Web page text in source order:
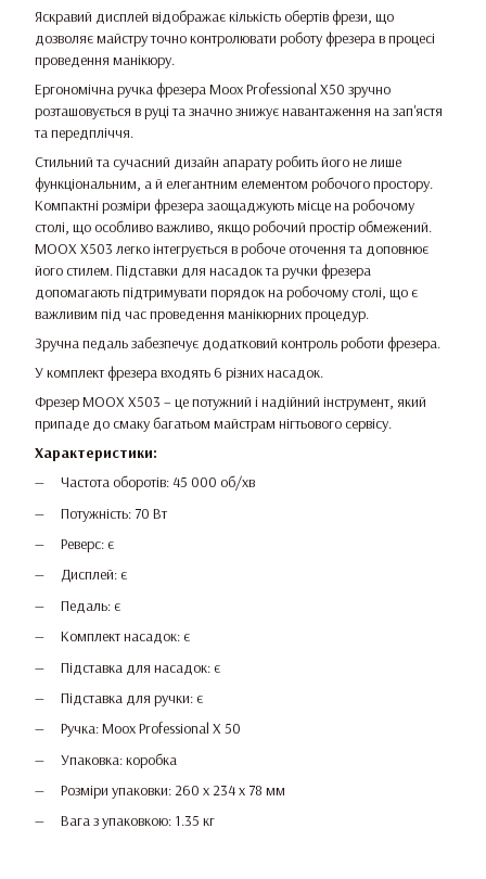
Яскравий дисплей відображає кількість обертів фрези, що
дозволяє майстру точно контролювати роботу фрезера в процесі
проведення манікюру.
Ергономічна ручка фрезера Moox Professional X50 зручно
розташовується в руці та значно знижує навантаження на зап'ястя
та передпліччя.
Стильний та сучасний дизайн апарату робить його не лише
функціональним, а й елегантним елементом робочого простору.
Компактні розміри фрезера заощаджують місце на робочому
столі, що особливо важливо, якщо робочий простір обмежений.
MOOX X503 легко інтегрується в робоче оточення та доповнює
його стилем. Підставки для насадок та ручки фрезера
допомагають підтримувати порядок на робочому столі, що є
важливим під час проведення манікюрних процедур.
Зручна педаль забезпечує додатковий контроль роботи фрезера.
У комплект фрезера входять 6 різних насадок.
Фрезер MOOX X503 – це потужний і надійний інструмент, який
припаде до смаку багатьом майстрам нігтьового сервісу.
Характеристики:
Частота оборотів: 45 000 об/хв
Потужність: 70 Вт
Реверс: є
Дисплей: є
Педаль: є
Комплект насадок: є
Підставка для насадок: є
Підставка для ручки: є
Ручка: Moox Professional X 50
Упаковка: коробка
Розміри упаковки: 260 х 234 х 78 мм
Вага з упаковкою: 1.35 кг